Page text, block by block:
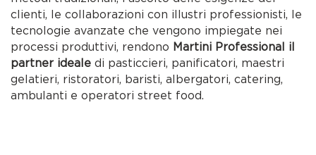
clienti, le collaborazioni con illustri professionisti, le
tecnologie avanzate che vengono impiegate nei
processi produttivi, rendono Martini Professional il
partner ideale di pasticcieri, panificatori, maestri
gelatieri, ristoratori, baristi, albergatori, catering,
ambulanti e operatori street food.